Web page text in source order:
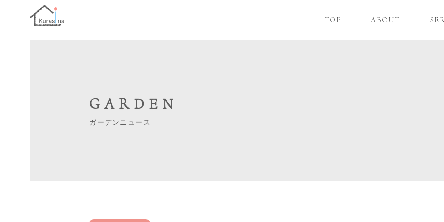
TOP ABOUT
GARDEN
ガーデンニュース